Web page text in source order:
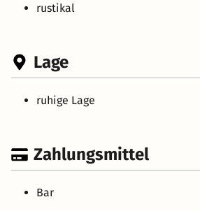
rustikal
Lage
ruhige Lage
Zahlungsmittel
Bar